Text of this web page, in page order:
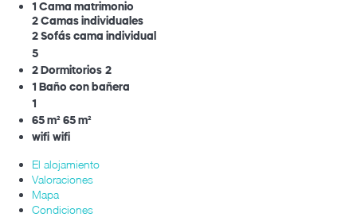
1 Cama matrimonio
2 Camas individuales
2 Sofás cama individual
5
2 Dormitorios 2
1 Baño con bañera
1
65 m² 65 m²
wifi wifi
El alojamiento
Valoraciones
Mapa
Condiciones